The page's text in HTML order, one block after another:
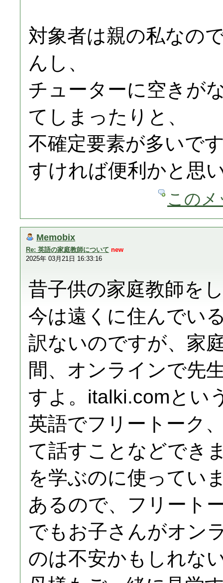
対象者は親の私なの
んし、
チューターに空きが
てしまったりと、
不確定要素が多いで
すければ便利かと思
この
Memobix
Re: 英語の家庭教師について new
2025年 03月21日 16:33:16
昔子供の家庭教師を
今は遠くに住んでい
訳ないのですが、家
間、オンラインで先
すよ。italki.comとい
英語でフリートーク
て話すことなどでき
を学ぶのに使ってい
あるので、フリート
でもお子さんがオン
のは不安かもしれな